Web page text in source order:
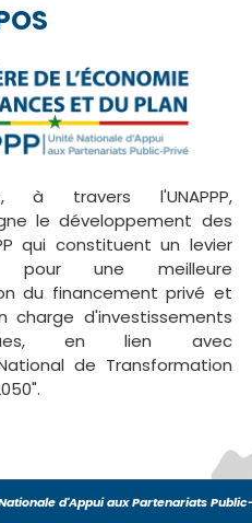
à travers l'UNAPPP,
le développement des
qui constituent un levier
pour une meilleure
du financement privé et
charge d'investissements
en lien avec
de Transformation
d'Appui aux Partenariats